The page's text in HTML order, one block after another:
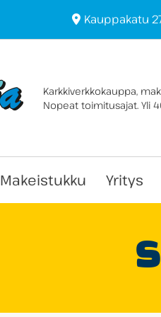
Kauppakatu
Karkkiverkkokauppa,
Nopeat toimitusajat. Yli
Makeistukku Yritys